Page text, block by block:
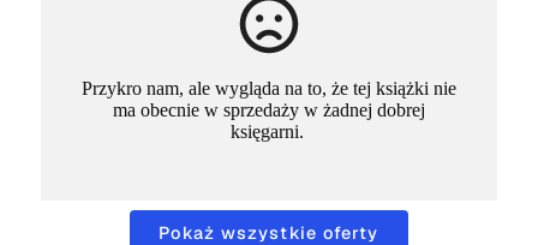
Przykro nam, ale wygląda na to, że tej książki nie
ma obecnie w sprzedaży w żadnej dobrej
księgarni.
Pokaż wszystkie oferty